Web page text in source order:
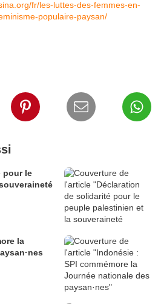
fr/les-luttes-des-femmes-en-
populaire-paysan/
pour le
la